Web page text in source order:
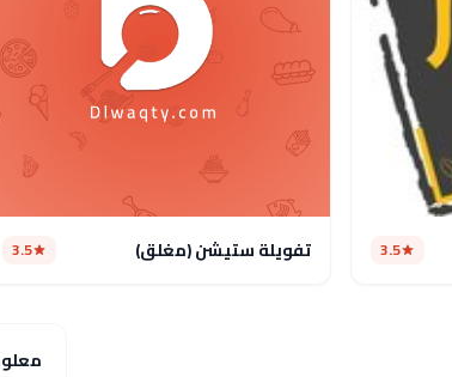
3.5 تفويلة ستيشن (مغلق) 3.5